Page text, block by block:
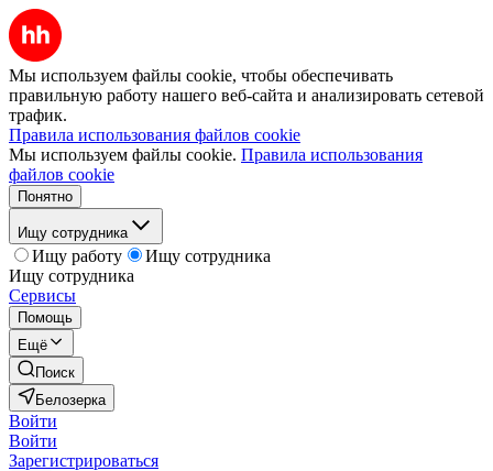
Мы используем файлы cookie, чтобы обеспечивать
правильную работу нашего веб-сайта и анализировать сетевой
трафик.
Правила использования файлов cookie
Мы используем файлы cookie. Правила использования
файлов cookie
Понятно
Ищу сотрудника
Ищу работу
Ищу сотрудника
Ищу сотрудника
Сервисы
Помощь
Ещё
Поиск
Белозерка
Войти
Войти
Зарегистрироваться